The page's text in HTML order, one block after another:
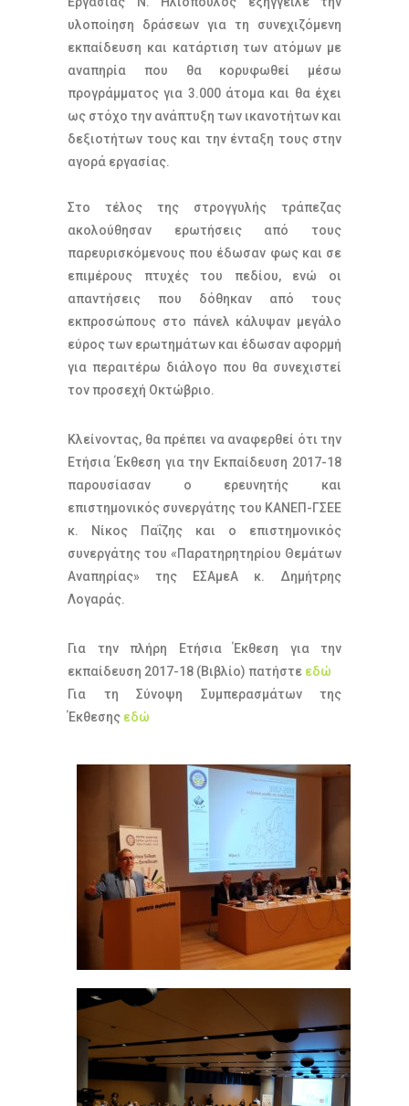
υλοποίηση δράσεων για τη συνεχιζόμενη
εκπαίδευση και κατάρτιση των ατόμων με
αναπηρία που θα κορυφωθεί μέσω
προγράμματος για 3.000 άτομα και θα έχει
ως στόχο την ανάπτυξη των ικανοτήτων και
δεξιοτήτων τους και την ένταξη τους στην
αγορά εργασίας.
Στο τέλος της στρογγυλής τράπεζας
ακολούθησαν ερωτήσεις από τους
παρευρισκόμενους που έδωσαν φως και σε
επιμέρους πτυχές του πεδίου, ενώ οι
απαντήσεις που δόθηκαν από τους
εκπροσώπους στο πάνελ κάλυψαν μεγάλο
εύρος των ερωτημάτων και έδωσαν αφορμή
για περαιτέρω διάλογο που θα συνεχιστεί
τον προσεχή Οκτώβριο.
Κλείνοντας, θα πρέπει να αναφερθεί ότι την
Ετήσια Έκθεση για την Εκπαίδευση 2017-18
παρουσίασαν ο ερευνητής και
επιστημονικός συνεργάτης του ΚΑΝΕΠ-ΓΣΕΕ
κ. Νίκος Παΐζης και ο επιστημονικός
συνεργάτης του «Παρατηρητηρίου Θεμάτων
Αναπηρίας» της ΕΣΑμεΑ κ. Δημήτρης
Λογαράς.
Για την πλήρη Ετήσια Έκθεση για την
εκπαίδευση 2017-18 (Βιβλίο) πατήστε εδώ
Για τη Σύνοψη Συμπερασμάτων της
Έκθεσης εδώ